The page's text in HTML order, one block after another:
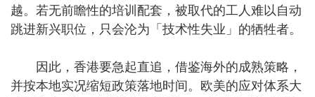
越。若无前瞻性的培训配套，被取代的工人难以自动
跳进新兴职位，只会沦为「技术性失业」的牺牲者。
因此，香港要急起直追，借鉴海外的成熟策略，
并按本地实况缩短政策落地时间。欧美的应对体系大